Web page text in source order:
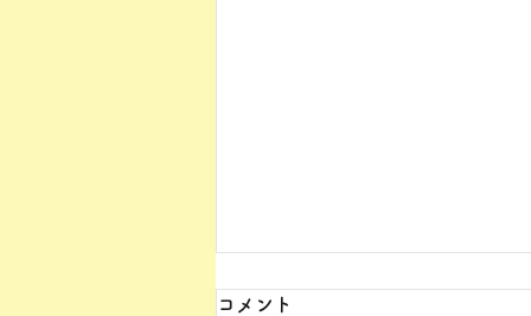
コメント